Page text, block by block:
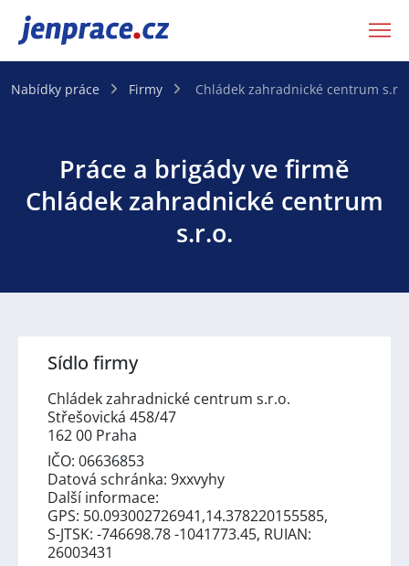
JenPráce.cz
Nabídky práce Firmy Chládek zahradnické centrum
Práce a brigády ve firmě
Chládek zahradnické centrum
s.r.o.
Sídlo firmy
Chládek zahradnické centrum s.r.o.
Střešovická 458/47
162 00 Praha
IČO: 06636853
Datová schránka: 9xxvyhy
Další informace:
GPS: 50.093002726941,14.378220155585,
S-JTSK: -746698.78 -1041773.45, RUIAN:
26003431